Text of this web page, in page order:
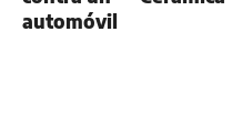
automóvil